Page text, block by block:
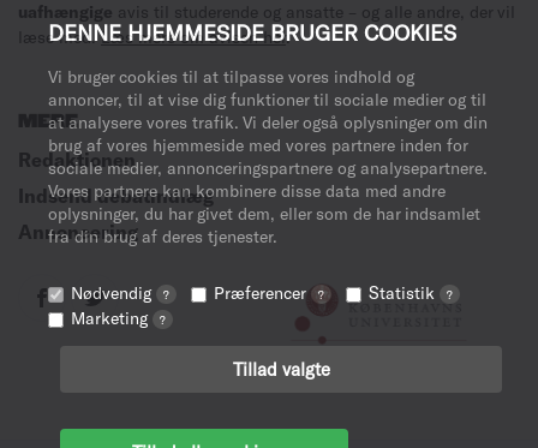
DENNE HJEMMESIDE BRUGER COOKIES
Vi bruger cookies til at tilpasse vores indhold og
annoncer, til at vise dig funktioner til sociale medier og til
at analysere vores trafik. Vi deler også oplysninger om din
brug af vores hjemmeside med vores partnere inden for
sociale medier, annonceringspartnere og analysepartnere.
Vores partnere kan kombinere disse data med andre
oplysninger, du har givet dem, eller som de har indsamlet
fra din brug af deres tjenester.
Nødvendig ? Præferencer ? Statistik ?
Marketing ?
Tillad valgte
uafhængige avis til studerende og ansatte – og alle andre, der vil
læse med.Læs mere om avisen her.
MERE
Redaktionen
Indsend debatindlæg
Annoncering